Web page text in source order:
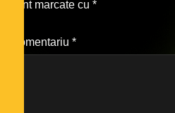
sunt marcate cu *
Comentariu *